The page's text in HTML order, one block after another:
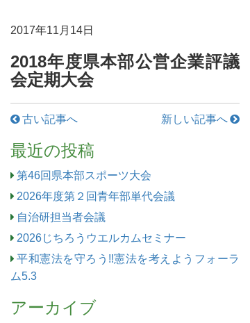
2017年11月14日
2018年度県本部公営企業評議
会定期大会
古い記事へ 新しい記事へ
最近の投稿
第46回県本部スポーツ大会
2026年度第２回青年部単代会議
自治研担当者会議
2026じちろうウエルカムセミナー
平和憲法を守ろう!!憲法を考えようフォーラ
ム5.3
アーカイブ